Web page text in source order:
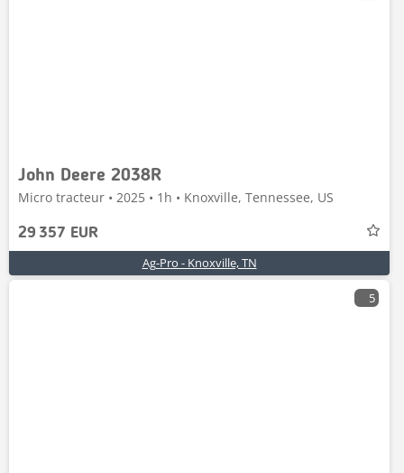
John Deere 2038R
Micro tracteur • 2025 • 1h • Knoxville, Tennessee, US
29 357 EUR
Ag-Pro - Knoxville, TN
5